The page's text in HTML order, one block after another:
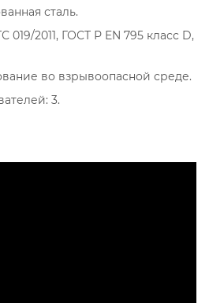
сталь.
2011, ГОСТ Р EN 795 класс D,
во взрывоопасной среде.
3.